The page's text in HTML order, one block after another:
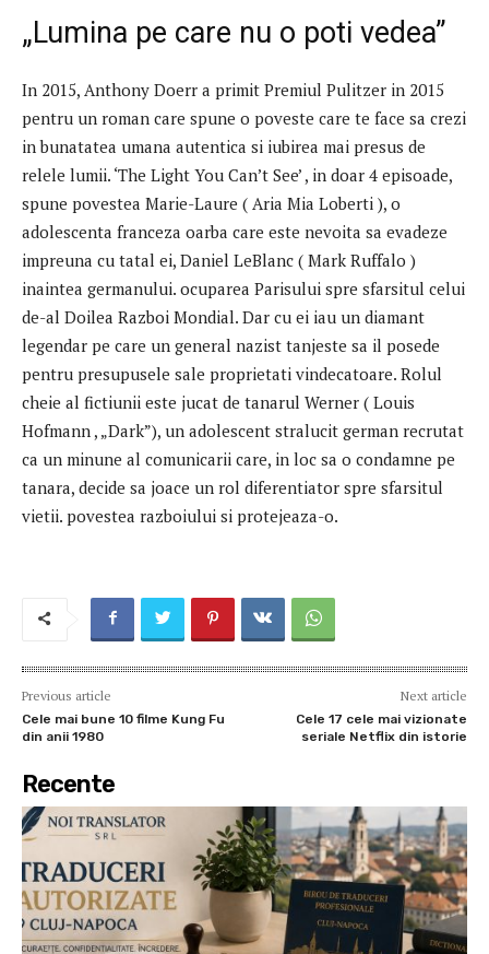
„Lumina pe care nu o poti vedea”
In 2015, Anthony Doerr a primit Premiul Pulitzer in 2015
pentru un roman care spune o poveste care te face sa crezi
in bunatatea umana autentica si iubirea mai presus de
relele lumii. ‘The Light You Can’t See’ , in doar 4 episoade,
spune povestea Marie-Laure ( Aria Mia Loberti ), o
adolescenta franceza oarba care este nevoita sa evadeze
impreuna cu tatal ei, Daniel LeBlanc ( Mark Ruffalo )
inaintea germanului. ocuparea Parisului spre sfarsitul celui
de-al Doilea Razboi Mondial. Dar cu ei iau un diamant
legendar pe care un general nazist tanjeste sa il posede
pentru presupusele sale proprietati vindecatoare. Rolul
cheie al fictiunii este jucat de tanarul Werner ( Louis
Hofmann , „Dark”), un adolescent stralucit german recrutat
ca un minune al comunicarii care, in loc sa o condamne pe
tanara, decide sa joace un rol diferentiator spre sfarsitul
vietii. povestea razboiului si protejeaza-o.
Previous article
Cele mai bune 10 filme Kung Fu
din anii 1980
Next article
Cele 17 cele mai vizionate
seriale Netflix din istorie
Recente